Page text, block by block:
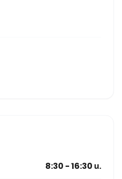
8:30 - 16:30 น.